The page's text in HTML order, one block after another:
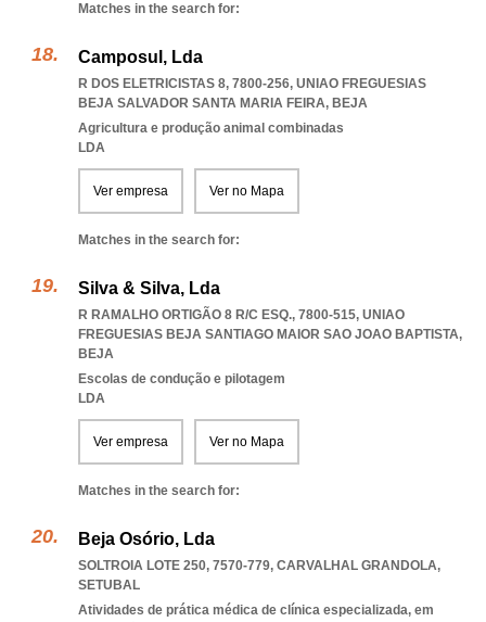
Matches in the search for:
Camposul, Lda
R DOS ELETRICISTAS 8, 7800-256, UNIAO FREGUESIAS
BEJA SALVADOR SANTA MARIA FEIRA, BEJA
Agricultura e produção animal combinadas
LDA
Ver empresa Ver no Mapa
Matches in the search for:
Silva & Silva, Lda
R RAMALHO ORTIGÃO 8 R/C ESQ., 7800-515, UNIAO
FREGUESIAS BEJA SANTIAGO MAIOR SAO JOAO BAPTISTA,
BEJA
Escolas de condução e pilotagem
LDA
Ver empresa Ver no Mapa
Matches in the search for:
Beja Osório, Lda
SOLTROIA LOTE 250, 7570-779, CARVALHAL GRANDOLA,
SETUBAL
Atividades de prática médica de clínica especializada, em